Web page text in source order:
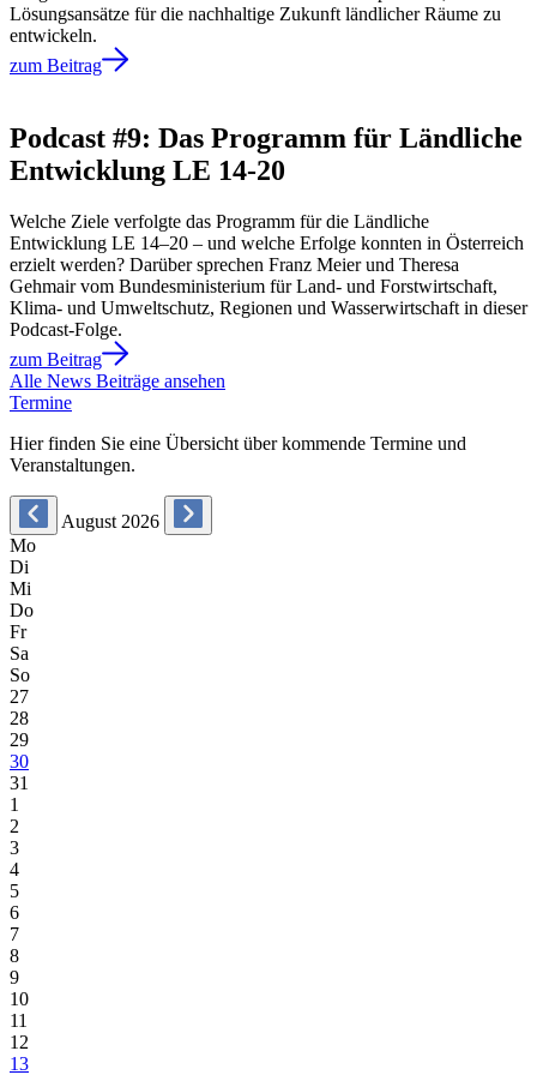
Lösungsansätze für die nachhaltige Zukunft ländlicher Räume zu
entwickeln.
zum Beitrag
Podcast #9: Das Programm für Ländliche
Entwicklung LE 14-20
Welche Ziele verfolgte das Programm für die Ländliche
Entwicklung LE 14–20 – und welche Erfolge konnten in Österreich
erzielt werden? Darüber sprechen Franz Meier und Theresa
Gehmair vom Bundesministerium für Land- und Forstwirtschaft,
Klima- und Umweltschutz, Regionen und Wasserwirtschaft in dieser
Podcast-Folge.
zum Beitrag
Alle News Beiträge ansehen
Termine
Hier finden Sie eine Übersicht über kommende Termine und
Veranstaltungen.
August 2026
Mo
Di
Mi
Do
Fr
Sa
So
27
28
29
30
31
1
2
3
4
5
6
7
8
9
10
11
12
13